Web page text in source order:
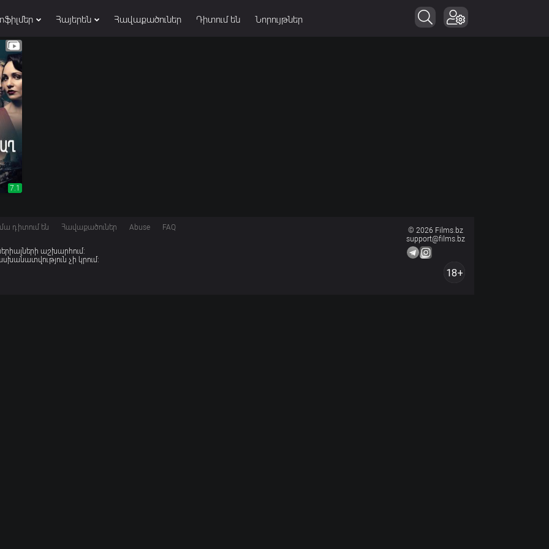
Հայերեն Հավաքածուներ Դիտում են Նորույթներ
7.1
7.1
դիտում են Հավաքածուներ Abuse FAQ
© 2026 Films.bz
support@films.bz
18+
աշխարհում:
չի կրում: